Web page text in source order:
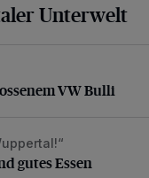
Unterwelt
VW Bulli
VW Bulli
gutes Essen
gutes Essen